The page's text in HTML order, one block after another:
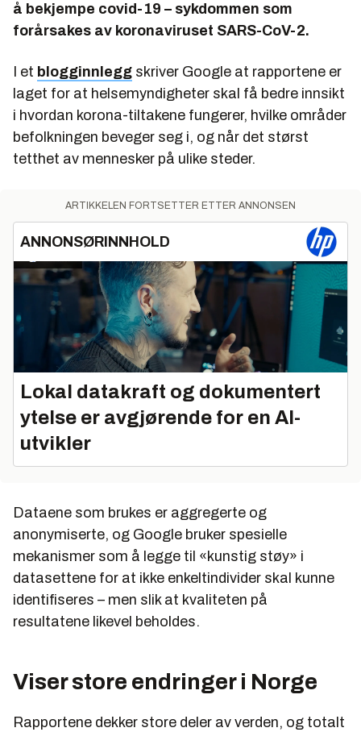
å bekjempe covid-19 – sykdommen som
forårsakes av koronaviruset SARS-CoV-2.
I et blogginnlegg skriver Google at rapportene er
laget for at helsemyndigheter skal få bedre innsikt
i hvordan korona-tiltakene fungerer, hvilke områder
befolkningen beveger seg i, og når det størst
tetthet av mennesker på ulike steder.
ARTIKKELEN FORTSETTER ETTER ANNONSEN
ANNONSØRINNHOLD
Lokal datakraft og dokumentert
ytelse er avgjørende for en AI-
utvikler
Dataene som brukes er aggregerte og
anonymiserte, og Google bruker spesielle
mekanismer som å legge til «kunstig støy» i
datasettene for at ikke enkeltindivider skal kunne
identifiseres – men slik at kvaliteten på
resultatene likevel beholdes.
Viser store endringer i Norge
Rapportene dekker store deler av verden, og totalt